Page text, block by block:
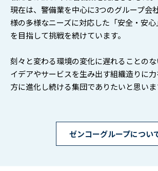
現在は、警備業を中心に3つのグループ会
様の多様なニーズに対応した「安全・安
を目指して挑戦を続けています。
刻々と変わる環境の変化に遅れることの
イデアやサービスを生み出す組織造りに
方に進化し続ける集団でありたいと思いま
ゼンコーグループについ